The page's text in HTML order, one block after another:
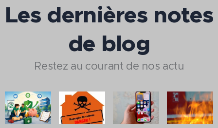
Les dernières notes
de blog
Restez au courant de nos actu